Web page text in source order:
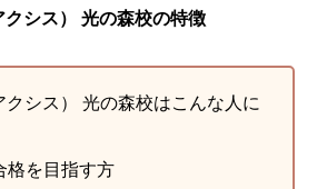
シス） 光の森校の特徴
シス） 光の森校はこんな人に
格を目指す方